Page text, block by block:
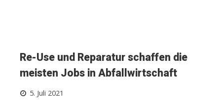
Re-Use und Reparatur schaffen die
meisten Jobs in Abfallwirtschaft
5. Juli 2021